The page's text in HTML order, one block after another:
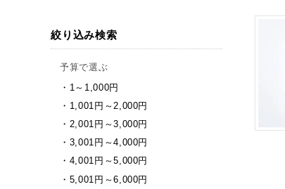
絞り込み検索
予算で選ぶ
1～1,000円
1,001円～2,000円
2,001円～3,000円
3,001円～4,000円
4,001円～5,000円
5,001円～6,000円